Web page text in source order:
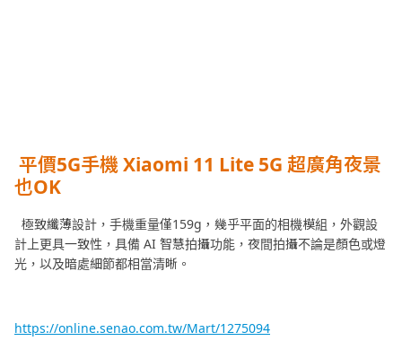
平價5G手機 Xiaomi 11 Lite 5G 超廣角夜景
也OK
極致纖薄設計，手機重量僅159g，幾乎平面的相機模組，外觀設
計上更具一致性，具備 AI 智慧拍攝功能，夜間拍攝不論是顏色或燈
光，以及暗處細節都相當清晰。
https://online.senao.com.tw/Mart/1275094